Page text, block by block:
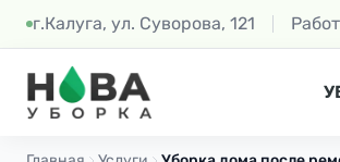
г.Калуга, ул. Суворова, 121